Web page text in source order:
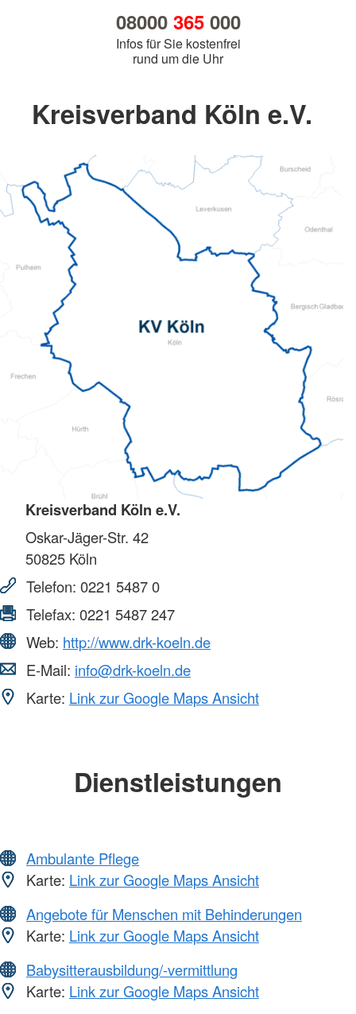
08000 365000
Infos für Sie kostenfrei
rund um die Uhr
Kreisverband Köln e.V.
Kreisverband Köln e.V.
Oskar-Jäger-Str. 42
50825 Köln
Telefon: 0221 5487 0
Telefax: 0221 5487 247
Web: http://www.drk-koeln.de
E-Mail: info@drk-koeln.de
Karte: Link zur Google Maps Ansicht
Dienstleistungen
Ambulante Pflege
Karte: Link zur Google Maps Ansicht
Angebote für Menschen mit Behinderungen
Karte: Link zur Google Maps Ansicht
Babysitterausbildung/-vermittlung
Karte: Link zur Google Maps Ansicht